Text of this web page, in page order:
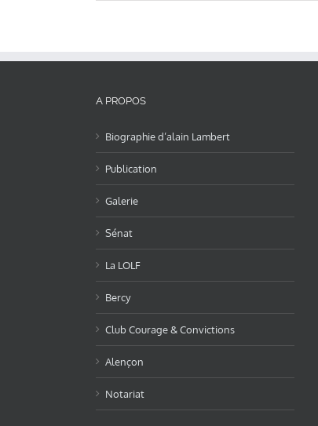
A PROPOS
Biographie d’alain Lambert
Publication
Galerie
Sénat
La LOLF
Bercy
Club Courage & Convictions
Alençon
Notariat